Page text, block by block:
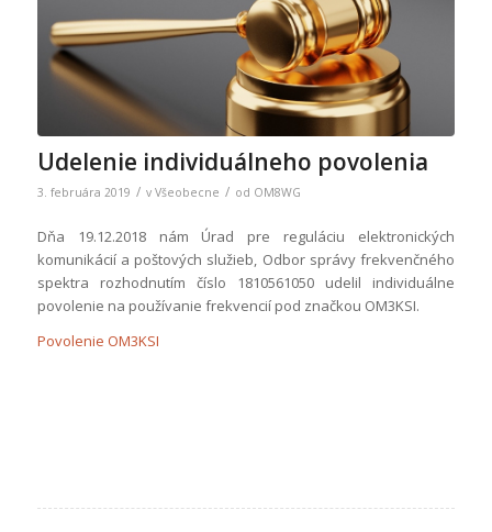
Udelenie individuálneho povolenia
3. februára 2019 / v Všeobecne / od OM8WG
Dňa 19.12.2018 nám Úrad pre reguláciu elektronických
komunikácií a poštových služieb, Odbor správy frekvenčného
spektra rozhodnutím číslo 1810561050 udelil individuálne
povolenie na používanie frekvencií pod značkou OM3KSI.
Povolenie OM3KSI